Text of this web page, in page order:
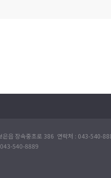
은읍 장속중초로 386 연락처 : 043-540-
540-8889